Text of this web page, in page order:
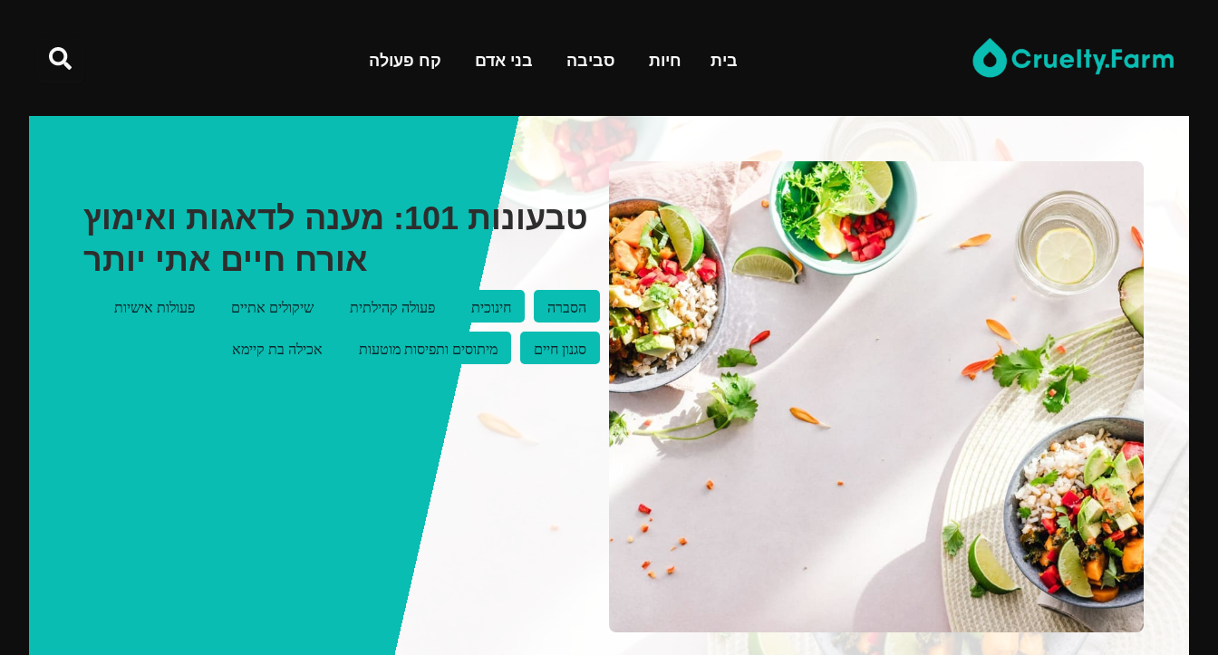
בית חיות סביבה בני אדם קח פעולה
טבעונות 101: מענה לדאגות ואימוץ
אורח חיים אתי יותר
הסברה חינוכית פעולה קהילתית שיקולים אתיים פעולות אישיות
סגנון חיים מיתוסים ותפיסות מוטעות אכילה בת קיימא